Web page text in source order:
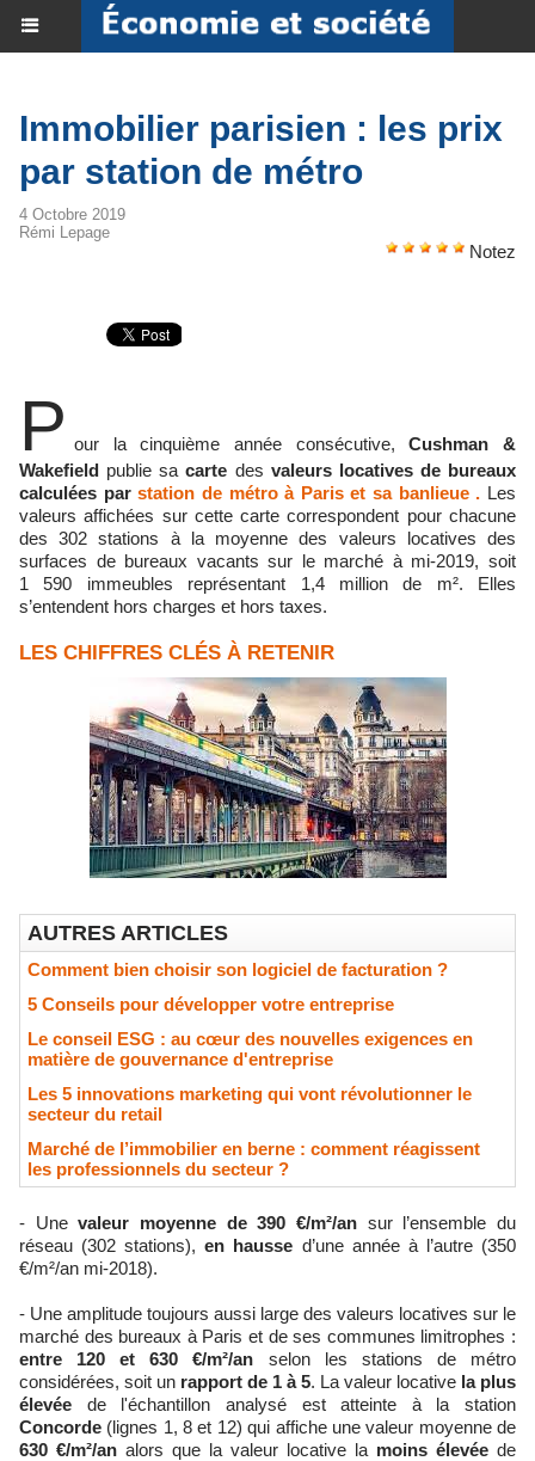
Immobilier parisien : les prix
par station de métro
4 Octobre 2019
Rémi Lepage
Notez
P our la cinquième année consécutive,Cushman &
Wakefield publie sacarte des valeurs locatives de bureaux
calculées parstation de métro à Paris et sa banlieue . Les
valeurs affichées sur cette carte correspondent pour chacune
des 302 stations à la moyenne des valeurs locatives des
surfaces de bureaux vacants sur le marché à mi-2019, soit
1 590 immeubles représentant 1,4 million de m². Elles
s’entendent hors charges et hors taxes.
LES CHIFFRES CLÉS À RETENIR
AUTRES ARTICLES
Comment bien choisir son logiciel de facturation ?
5 Conseils pour développer votre entreprise
Le conseil ESG : au cœur des nouvelles exigences en
matière de gouvernance d'entreprise
Les 5 innovations marketing qui vont révolutionner le
secteur du retail
Marché de l’immobilier en berne : comment réagissent
les professionnels du secteur ?
- Unevaleur moyenne de 390 €/m²/an sur l’ensemble du
réseau (302 stations),en hausse d’une année à l’autre (350
€/m²/an mi-2018).
- Une amplitude toujours aussi large des valeurs locatives sur le
marché des bureaux à Paris et de ses communes limitrophes :
entre 120 et 630 €/m²/an selon les stations de métro
considérées, soit un rapport de 1 à 5. La valeur locative la plus
élevée de l'échantillon analysé est atteinte à la station
Concorde (lignes 1, 8 et 12) qui affiche une valeur moyenne de
630 €/m²/an alors que la valeur locative la moins élevée de